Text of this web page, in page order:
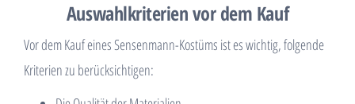
Auswahlkriterien vor dem Kauf
Vor dem Kauf eines Sensenmann-Kostüms ist es wichtig, folgende
Kriterien zu berücksichtigen: